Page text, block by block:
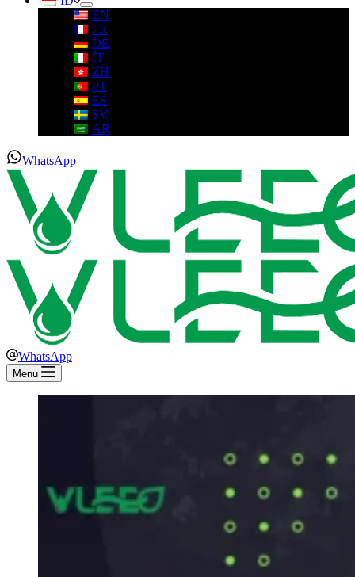
EN
FR
DE
IT
ZH
PT
ES
SV
AR
WhatsApp
WhatsApp
Menu